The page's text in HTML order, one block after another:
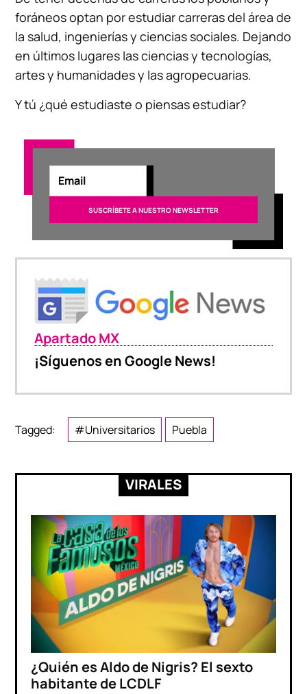
foráneos optan por estudiar carreras del área de
la salud, ingenierías y ciencias sociales. Dejando
en últimos lugares las ciencias y tecnologías,
artes y humanidades y las agropecuarias.
Y tú ¿qué estudiaste o piensas estudiar?
Apartado MX
¡Síguenos en Google News!
Tagged: #Universitarios Puebla
VIRALES
¿Quién es Aldo de Nigris? El sexto
habitante de LCDLF